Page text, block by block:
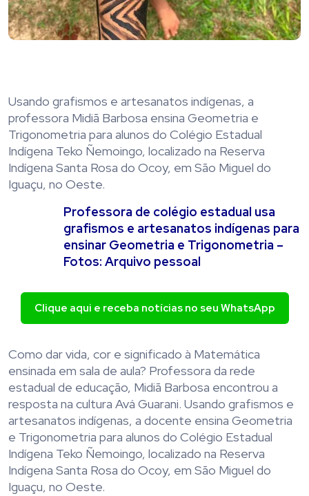
Usando grafismos e artesanatos indígenas, a
professora Midiã Barbosa ensina Geometria e
Trigonometria para alunos do Colégio Estadual
Indígena Teko Ñemoingo, localizado na Reserva
Indígena Santa Rosa do Ocoy, em São Miguel do
Iguaçu, no Oeste.
Professora de colégio estadual usa
grafismos e artesanatos indígenas para
ensinar Geometria e Trigonometria –
Fotos: Arquivo pessoal
Clique aqui e receba notícias no seu WhatsApp
Como dar vida, cor e significado à Matemática
ensinada em sala de aula? Professora da rede
estadual de educação, Midiã Barbosa encontrou a
resposta na cultura Avá Guarani. Usando grafismos e
artesanatos indígenas, a docente ensina Geometria
e Trigonometria para alunos do Colégio Estadual
Indígena Teko Ñemoingo, localizado na Reserva
Indígena Santa Rosa do Ocoy, em São Miguel do
Iguaçu, no Oeste.